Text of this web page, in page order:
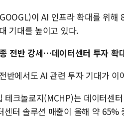
이 AI 인프라 확대를 위해
기대를 높이고 있다.
전반 강세…데이터센터 투자 확
반에서도 AI 관련 투자 기대가 이
크놀로지(MCHP)는 데이터센
센터 솔루션 매출이 올해 약 65%